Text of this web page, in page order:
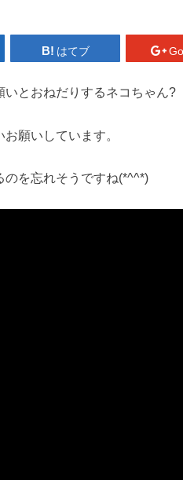
はてブ
とおねだりするネコちゃん?
願いしています。
のを忘れそうですね(*^^*)